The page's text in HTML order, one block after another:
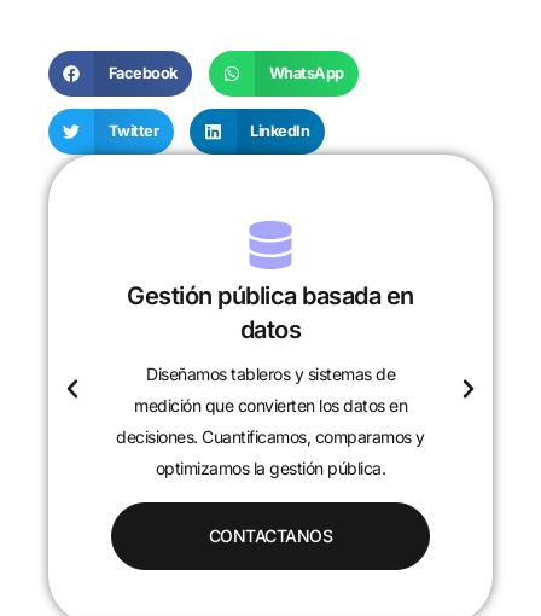
Facebook WhatsApp
Twitter LinkedIn
Gestión pública basada en
datos
Diseñamos tableros y sistemas de
medición que convierten los datos en
decisiones. Cuantificamos, comparamos y
optimizamos la gestión pública.
CONTACTANOS